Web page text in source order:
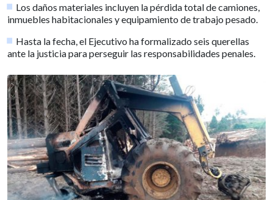
Los daños materiales incluyen la pérdida total de camiones,
inmuebles habitacionales y equipamiento de trabajo pesado.
Hasta la fecha, el Ejecutivo ha formalizado seis querellas
ante la justicia para perseguir las responsabilidades penales.